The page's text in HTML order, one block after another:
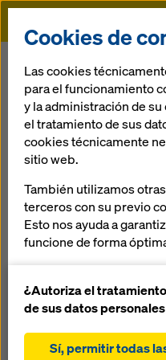
Doka
Egnatia
Puente
Grecia
El puente Metsovotikos
Cookies de
Las cookies
para el funcionamiento
y la administración de
el tratamiento de sus
cookies técnicamente
sitio web.
También utilizamos
terceros con su previo
Esto nos ayuda a
funcione de forma
nuestro sitio web
estadísticas)
utilizar la tienda
¿Autoriza el
de sus datos personales
Sí, permitir todas